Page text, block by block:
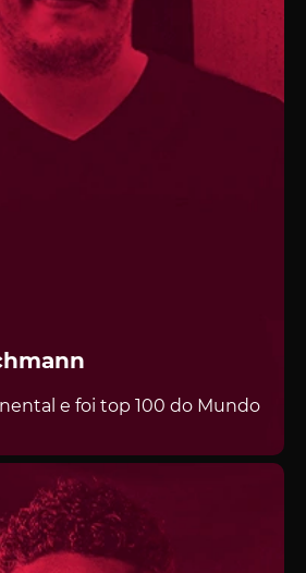
e foi top 100 do Mundo